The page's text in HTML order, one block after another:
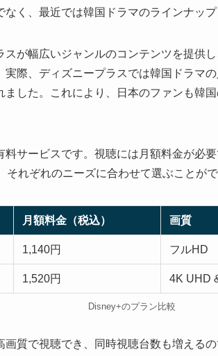
く、最近では韓国ドラマのラインナップ
が幅広いジャンルのコンテンツを提供
実際、ディズニープラスでは韓国ドラマ
した。これにより、日本のファンも韓
サービスです。視聴には月額料金が必要
それぞれのニーズに合わせて選ぶことがで
月額料金（税込） 画質
1,140円 フルHD
1,520円 4K UHD
Disney+のプラン比較
画質で視聴でき、同時視聴台数も増える